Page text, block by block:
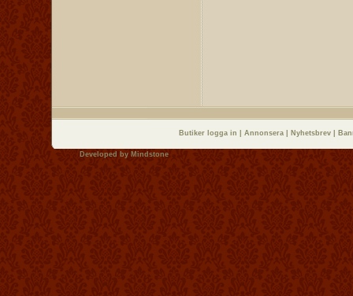
Butiker logga in Annonsera Nyhetsbrev
Developed by Mindstone